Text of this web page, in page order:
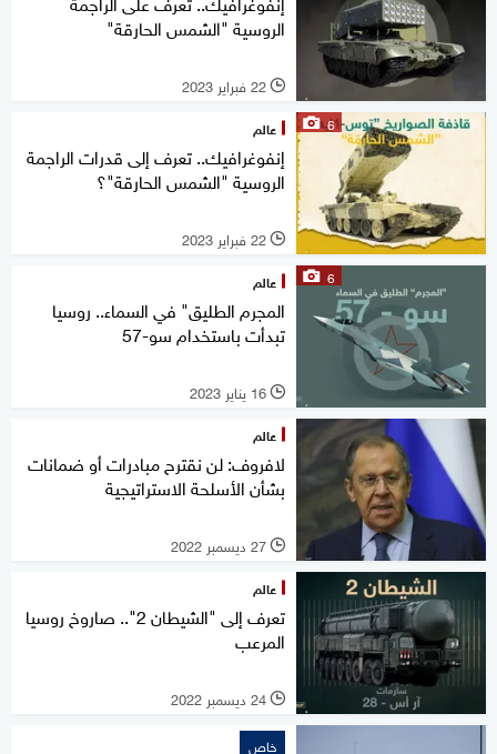
الروسية "الشمس الحارقة"
l 22 فبراير 2023
6 عالم
إنفوغرافيك.. تعرف إلى قدرات الراجمة
الروسية "الشمس الحارقة"؟
l 22 فبراير 2023
6 عالم
المجرم الطليق" في السماء.. روسيا
تبدأت باستخدام سو-57
l 16 يناير 2023
عالم
لافروف: لن نقترح مبادرات أو ضمانات
بشأن الأسلحة الاستراتيجية
l 27 ديسمبر 2022
عالم
تعرف إلى "الشيطان 2".. صاروخ روسيا
المرعب
l 24 ديسمبر 2022
خاص